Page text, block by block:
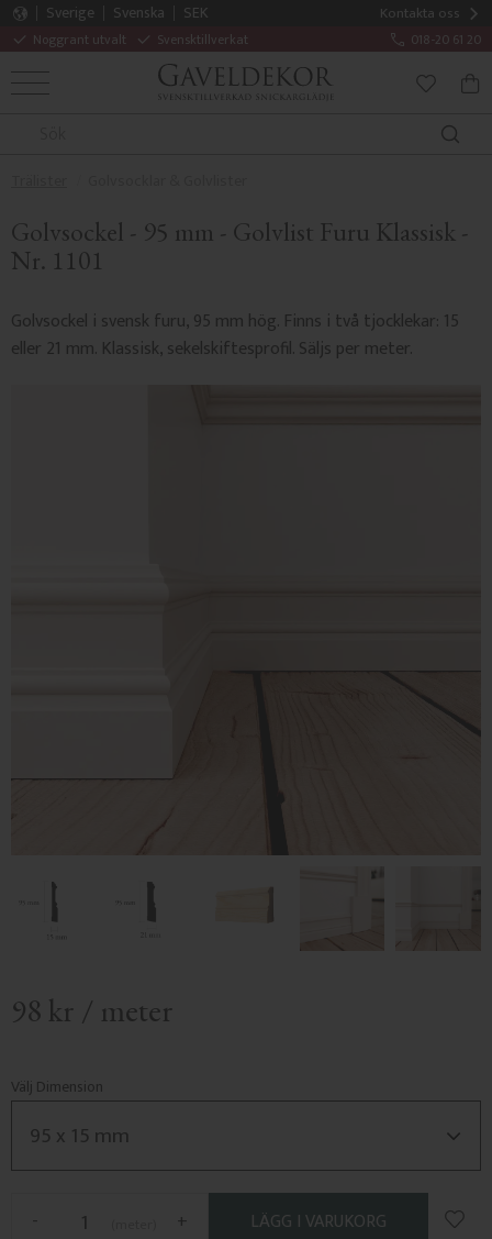
Kontakta oss
Noggrant utvalt Svensktillverkat 018-20 61 20
Sverige Svenska
SEK
MENY
Golvsockel - 95 mm - Golvlist Furu Klassisk -
Nr. 1101
Golvsockel i svensk furu, 95 mm hög. Finns i två tjocklekar: 15
eller 21 mm. Klassisk, sekelskiftesprofil. Säljs per meter.
98 kr / meter
Välj Dimension
+
-